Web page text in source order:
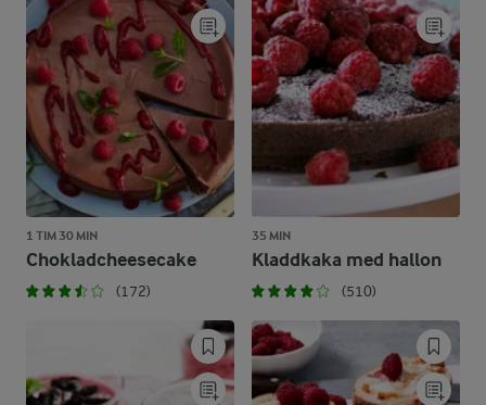
1 TIM 30 MIN
Chokladcheesecake
(172)
35 MIN
Kladdkaka med hallon
(510)